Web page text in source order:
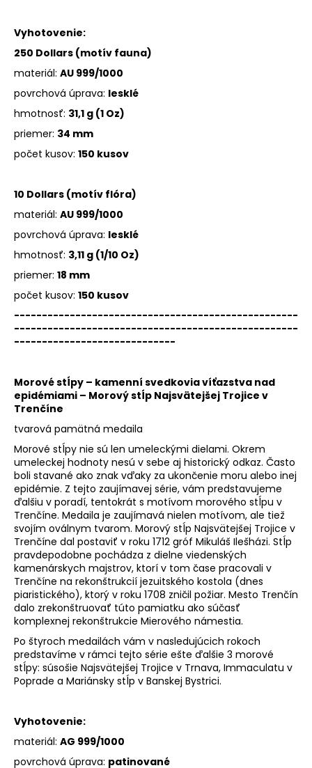
Vyhotovenie:
250 Dollars (motív fauna)
materiál: AU 999/1000
povrchová úprava: lesklé
hmotnosť: 31,1 g (1 Oz)
priemer: 34 mm
počet kusov: 150 kusov
10 Dollars (motív flóra)
materiál: AU 999/1000
povrchová úprava: lesklé
hmotnosť: 3,11 g (1/10 Oz)
priemer: 18 mm
počet kusov: 150 kusov
---------------------------------------------------
---------------------------------------------------
-----------------------------
Morové stĺpy – kamenní svedkovia víťazstva nad
epidémiami – Morový stĺp Najsvätejšej Trojice v
Trenčíne
tvarová pamätná medaila
Morové stĺpy nie sú len umeleckými dielami. Okrem
umeleckej hodnoty nesú v sebe aj historický odkaz. Často
boli stavané ako znak vďaky za ukončenie moru alebo inej
epidémie. Z tejto zaujímavej série, vám predstavujeme
ďalšiu v poradí, tentokrát s motívom morového stĺpu v
Trenčíne. Medaila je zaujímavá nielen motívom, ale tiež
svojím oválnym tvarom. Morový stĺp Najsvätejšej Trojice v
Trenčíne dal postaviť v roku 1712 gróf Mikuláš Ilešházi. Stĺp
pravdepodobne pochádza z dielne viedenských
kamenárskych majstrov, ktorí v tom čase pracovali v
Trenčíne na rekonštrukcií jezuitského kostola (dnes
piaristického), ktorý v roku 1708 zničil požiar. Mesto Trenčín
dalo zrekonštruovať túto pamiatku ako súčasť
komplexnej rekonštrukcie Mierového námestia.
Po štyroch medailách vám v nasledujúcich rokoch
predstavíme v rámci tejto série ešte ďalšie 3 morové
stĺpy: súsošie Najsvätejšej Trojice v Trnava, Immaculatu v
Poprade a Mariánsky stĺp v Banskej Bystrici.
Vyhotovenie:
materiál: AG 999/1000
povrchová úprava: patinované